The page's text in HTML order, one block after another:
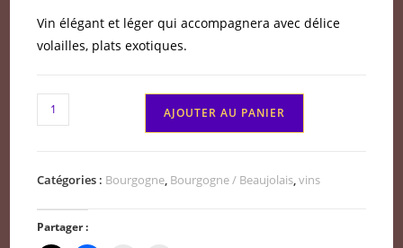
Vin élégant et léger qui accompagnera avec délice
volailles, plats exotiques.
quantité
de
domingos
ferreira
AJOUTER AU PANIER
Catégories : Bourgogne Bourgogne / Beaujolais ,vins
Partager :